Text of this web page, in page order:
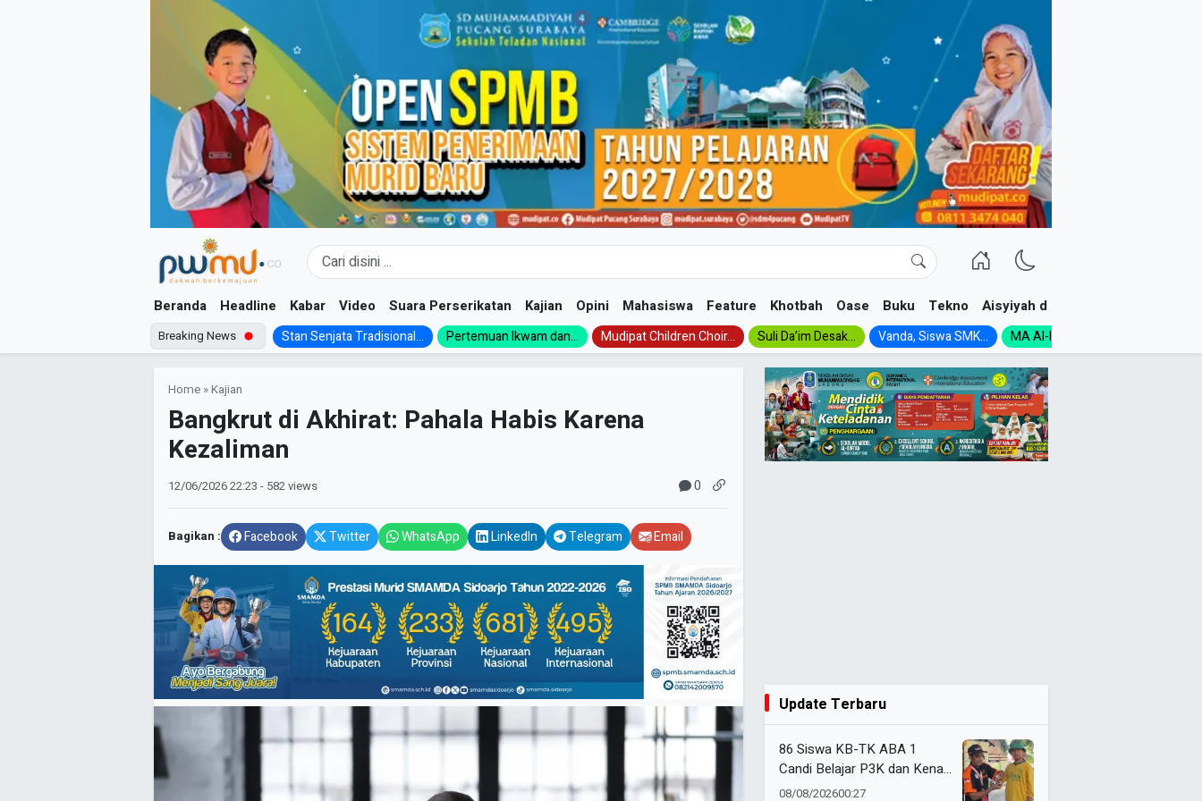
Beranda Headline Kabar Video Suara Perserikatan Kajian Opini Mahasiswa Feature Khotbah Oase Buku Tekno Aisyiyah dan NA
Breaking News Stan Senjata Tradisional... Pertemuan Ikwam dan... Mudipat Children Choir... Suli Da’im Desak... Vanda, Siswa SMK... MA Al-Ishlah Gelar...
Home »Kajian
Bangkrut di Akhirat: Pahala Habis Karena
Kezaliman
12/06/202622:23 - 582 views 0
Bagikan : Facebook Twitter WhatsApp LinkedIn Telegram Email
Update Terbaru
86 Siswa KB-TK ABA 1
Candi Belajar P3K dan Kenali
Ambulans Lewat Ambulance
08/08/202600:27